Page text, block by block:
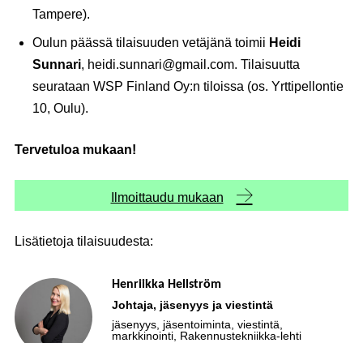
Tampere).
Oulun päässä tilaisuuden vetäjänä toimii Heidi
Sunnari, heidi.sunnari@gmail.com. Tilaisuutta
seurataan WSP Finland Oy:n tiloissa (os. Yrttipellontie
10, Oulu).
Tervetuloa mukaan!
Ilmoittaudu mukaan
Lisätietoja tilaisuudesta:
Henriikka Hellström
Johtaja, jäsenyys ja viestintä
jäsenyys, jäsentoiminta, viestintä,
markkinointi, Rakennustekniikka-lehti